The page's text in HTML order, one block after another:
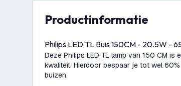
productinformatie
Philips LED TL Buis 150CM - 20.5W -
Deze Philips LED TL lamp van 150 CM is
kwaliteit. Hierdoor bespaar je tot wel
buizen.